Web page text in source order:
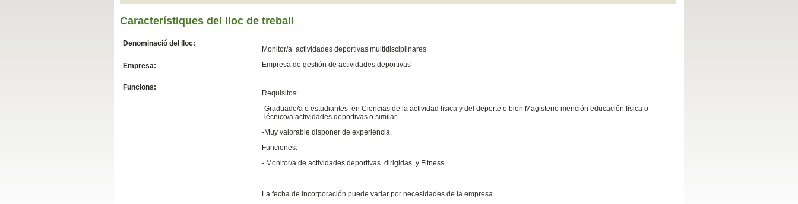
Característiques del lloc de treball
Denominació del lloc:
Monitor/a actividades deportivas multidisciplinares
Empresa:
Empresa de gestión de actividades deportivas
Funcions:
Requisitos:
-Graduado/a o estudiantes en Ciencias de la actividad física y del deporte o bien Magisterio mención educación física o
Técnico/a actividades deportivas o similar.
-Muy valorable disponer de experiencia.
Funciones:
- Monitor/a de actividades deportivas dirigidas y Fitness
La fecha de incorporación puede variar por necesidades de la empresa.